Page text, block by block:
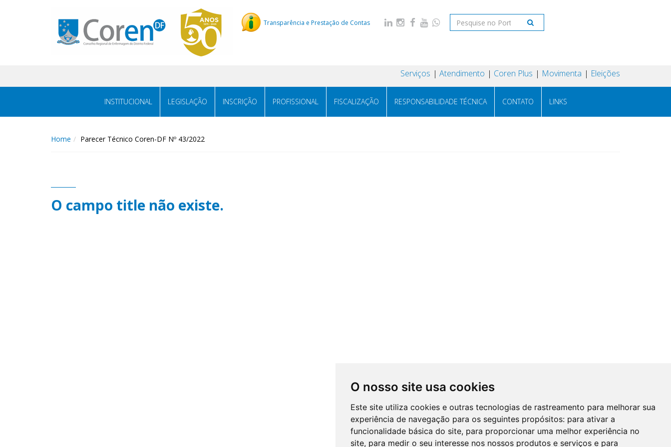
O nosso site usa cookies
Este site utiliza cookies e outras tecnologias de rastreamento para melhorar sua
experiência de navegação para os seguintes propósitos: para ativar a
funcionalidade básica do site, para proporcionar uma melhor experiência no
site, para medir o seu interesse nos nossos produtos e serviços e para
Transparência e Prestação de Contas
Serviços Atendimento Coren Plus Movimenta Eleições
INSTITUCIONAL LEGISLAÇÃO INSCRIÇÃO PROFISSIONAL FISCALIZAÇÃO RESPONSABILIDADE TÉCNICA CONTATO LINKS
Home Parecer Técnico Coren-DF Nº 43/2022
O campo title não existe.